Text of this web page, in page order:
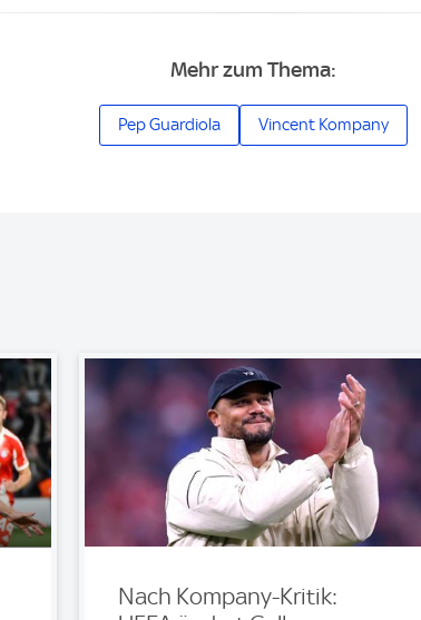
Mehr zum Thema:
Pep Guardiola Vincent Kompany
Nach Kompany-Kritik: